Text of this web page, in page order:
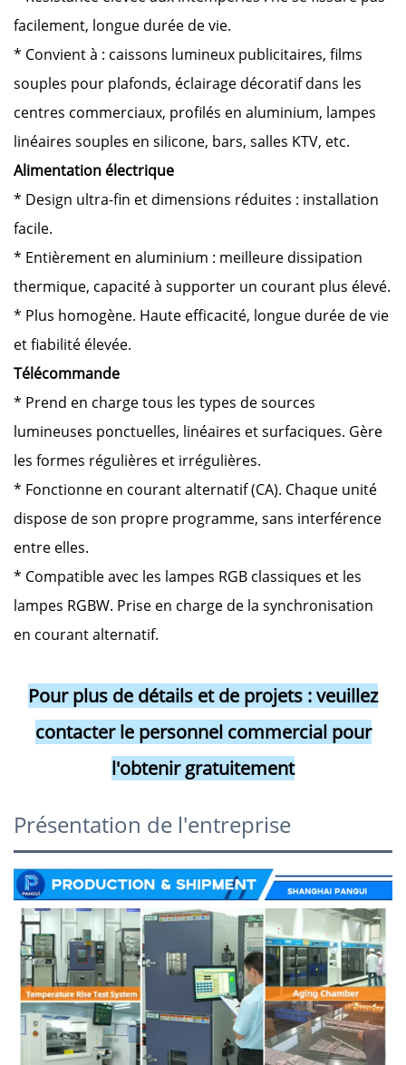
facilement, longue durée de vie.
* Convient à : caissons lumineux publicitaires, films
souples pour plafonds, éclairage décoratif dans les
centres commerciaux, profilés en aluminium, lampes
linéaires souples en silicone, bars, salles KTV, etc.
Alimentation électrique
* Design ultra-fin et dimensions réduites : installation
facile.
* Entièrement en aluminium : meilleure dissipation
thermique, capacité à supporter un courant plus élevé.
* Plus homogène. Haute efficacité, longue durée de vie
et fiabilité élevée.
Télécommande
* Prend en charge tous les types de sources
lumineuses ponctuelles, linéaires et surfaciques. Gère
les formes régulières et irrégulières.
* Fonctionne en courant alternatif (CA). Chaque unité
dispose de son propre programme, sans interférence
entre elles.
* Compatible avec les lampes RGB classiques et les
lampes RGBW. Prise en charge de la synchronisation
en courant alternatif.
Pour plus de détails et de projets : veuillez
contacter le personnel commercial pour
l'obtenir gratuitement
Présentation de l'entreprise